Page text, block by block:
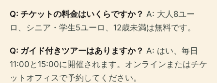
Q: チケットの料金はいくらですか？ A: 大人8ユー
ロ、シニア・学生5ユーロ、12歳未満は無料です。
Q: ガイド付きツアーはありますか？ A: はい、毎日
11:00と15:00に開催されます。オンラインまたはチケ
ットオフィスで予約してください。